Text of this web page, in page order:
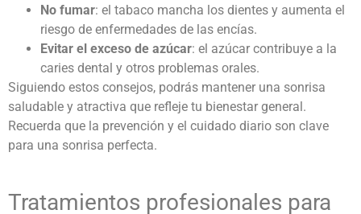
No fumar: el tabaco mancha los dientes y aumenta el
riesgo de enfermedades de las encías.
Evitar el exceso de azúcar: el azúcar contribuye a la
caries dental y otros problemas orales.
Siguiendo estos consejos, podrás mantener una sonrisa
saludable y atractiva que refleje tu bienestar general.
Recuerda que la prevención y el cuidado diario son clave
para una sonrisa perfecta.
Tratamientos profesionales para